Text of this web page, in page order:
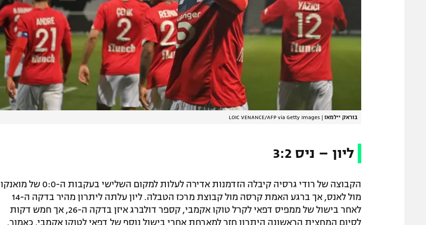
בוראק יילמאז |
LOIC VENANCE/AFP via Getty Images
ליון – ניס 3:2
הקבוצה של רודי גרסיה קיבלה הזדמנות אדירה לעלות למקום השלישי בעקבות ה-0:0 של מואנקו
מול לאנס, אך ברגע האמת קרסה מול קבוצת מרכז הטבלה. ליון עלתה ליתרון מהיר בדקה ה-14
לאחר בישול של ממפיס דפאי לקרל טוקו אקמבי, קספר דולברג איזן בדקה ה-26, אך חמש דקות
לסיום המחצית הראשונה היתרון חזר למארחת אחרי בישול נוסף של דפאי לטוקו אקמבי. כאמור,